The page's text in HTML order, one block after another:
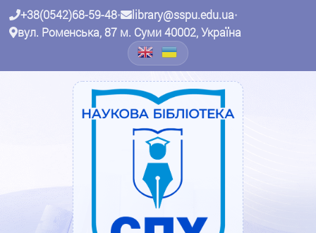
+38(0542)68-59-48• library@sspu.edu.ua•
вул. Роменська, 87 м. Суми 40002, Україна